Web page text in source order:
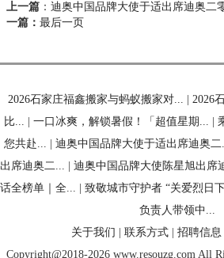
上一篇 ： 迪奥中国品牌大使于适出席迪奥二
一篇： 最后一页
2026石家庄福鑫搬家与蚂蚁搬家对...
2026
比...
一口冰爽，解锁暑假！「超值星期...
您共赴...
迪奥中国品牌大使于适出席迪奥二
出席迪奥二...
迪奥中国品牌大使陈星旭出席
话全榜单｜全...
致敬城市守护者 “关爱烈日
负责人带领中...
关于我们
联系方式 招聘信息
Copyright@2018-2026 www.resouzg.com All